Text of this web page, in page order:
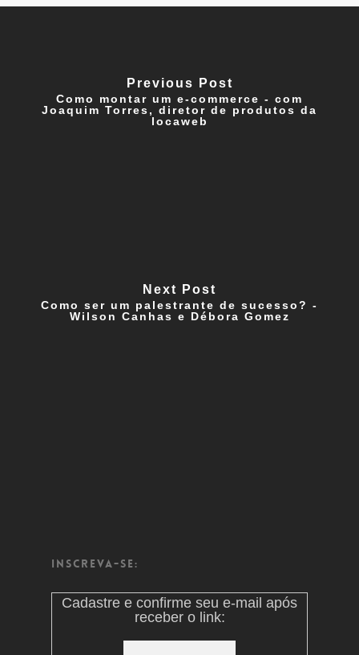
Previous Post
Como montar um e-commerce - com
Joaquim Torres, diretor de produtos da
locaweb
Next Post
Como ser um palestrante de sucesso? -
Wilson Canhas e Débora Gomez
Inscreva-se:
Cadastre e confirme seu e-mail após
receber o link: